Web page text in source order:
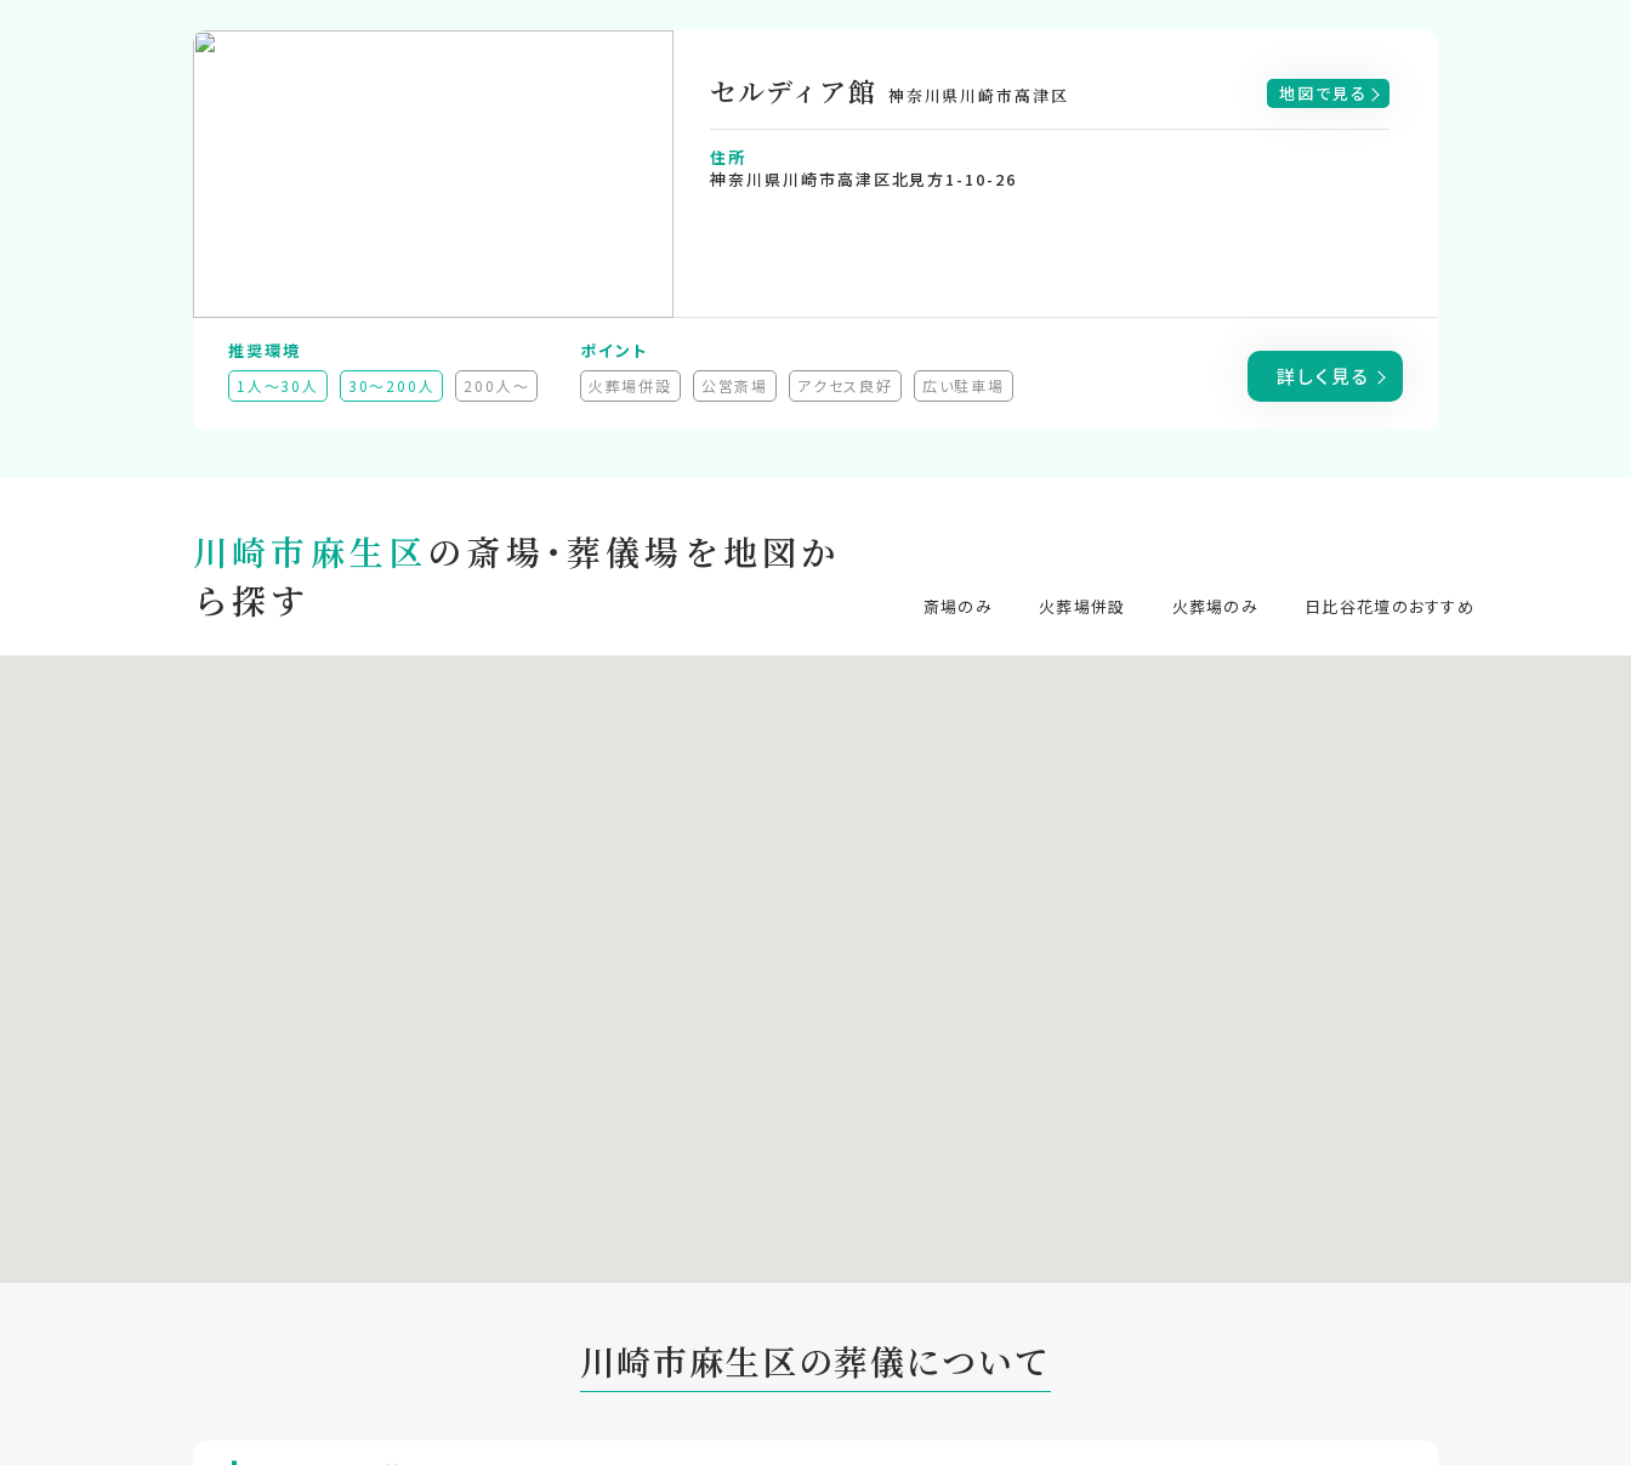
セルディア館 神奈川県川崎市高津区 地図で見る
住所
神奈川県川崎市高津区北見方1-10-26
推奨環境
1人～30人 30～200人
200人～
（非推奨）
ポイント
火葬場併設
（非対応）
公営斎場
（非対応）
アクセス良好
（非対応）
広い駐車場
（非対応）
詳しく見る
川崎市麻生区 の斎場・葬儀場を地図か
ら探す
斎場のみ 火葬場併設 火葬場のみ 日比谷花壇のおすすめ
川崎市麻生区の葬儀について